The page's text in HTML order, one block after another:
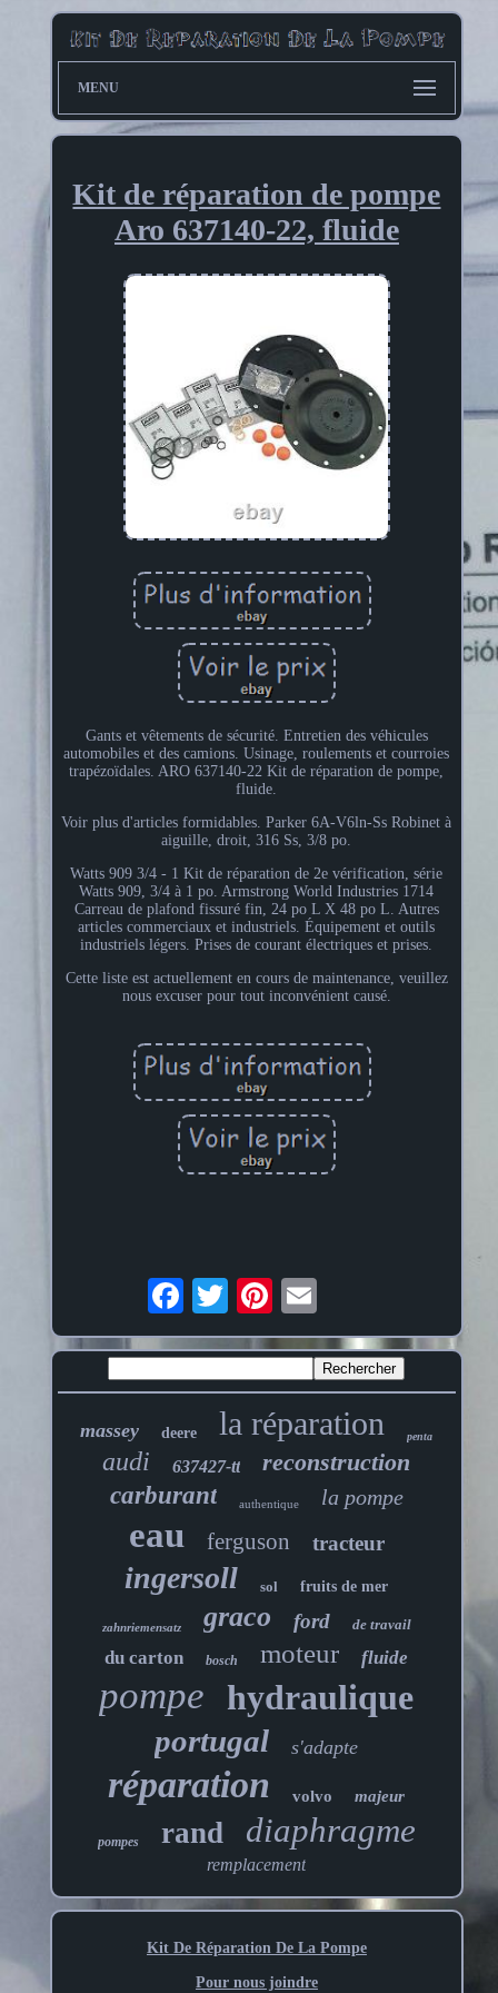
MENU
Kit de réparation de pompe
Aro 637140-22, fluide
Gants et vêtements de sécurité. Entretien des véhicules
automobiles et des camions. Usinage, roulements et courroies
trapézoïdales. ARO 637140-22 Kit de réparation de pompe,
fluide.
Voir plus d'articles formidables. Parker 6A-V6ln-Ss Robinet à
aiguille, droit, 316 Ss, 3/8 po.
Watts 909 3/4 - 1 Kit de réparation de 2e vérification, série
Watts 909, 3/4 à 1 po. Armstrong World Industries 1714
Carreau de plafond fissuré fin, 24 po L X 48 po L. Autres
articles commerciaux et industriels. Équipement et outils
industriels légers. Prises de courant électriques et prises.
Cette liste est actuellement en cours de maintenance, veuillez
nous excuser pour tout inconvénient causé.
massey deere la réparation penta
audi 637427-tt
reconstruction
carburant
authentique la pompe
eau ferguson tracteur
ingersoll sol fruits de mer
zahnriemensatz graco ford de travail
du carton bosch moteur fluide
pompe hydraulique
portugal s'adapte
réparation volvo majeur
pompes rand diaphragme
remplacement
Kit De Réparation De La Pompe
Pour nous joindre